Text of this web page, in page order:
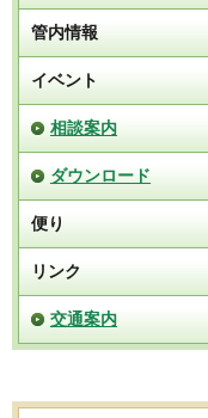
管内情報
イベント
相談案内
ダウンロード
便り
リンク
交通案内